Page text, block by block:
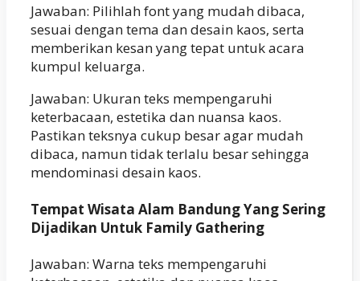
Jawaban: Pilihlah font yang mudah dibaca,
sesuai dengan tema dan desain kaos, serta
memberikan kesan yang tepat untuk acara
kumpul keluarga.
Jawaban: Ukuran teks mempengaruhi
keterbacaan, estetika dan nuansa kaos.
Pastikan teksnya cukup besar agar mudah
dibaca, namun tidak terlalu besar sehingga
mendominasi desain kaos.
Tempat Wisata Alam Bandung Yang Sering
Dijadikan Untuk Family Gathering
Jawaban: Warna teks mempengaruhi